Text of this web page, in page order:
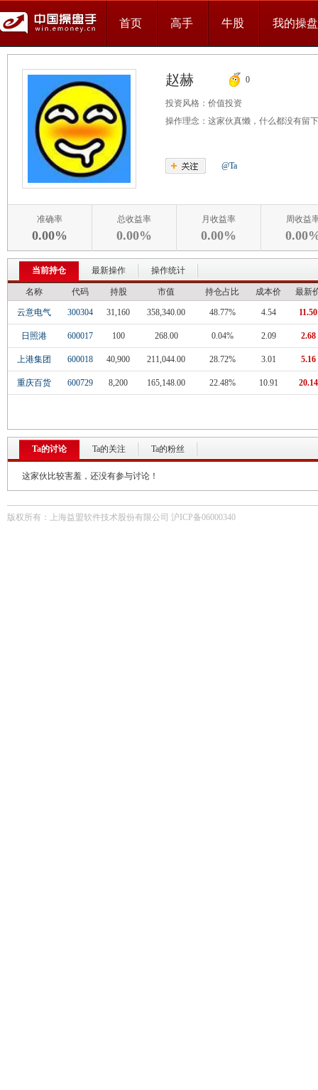
首页 高手 牛股 我的操
赵赫 0
投资风格： 价值投资
操作理念： 这家伙真懒，什么都没有留
@Ta
准确率
0.00%
总收益率
0.00%
月收益率
0.00%
周收益
当前持仓 最新操作 操作统计
名称 代码 持股 市值 持仓占比 成本价 最新
云意电气 300304 31,160 358,340.00 48.77% 4.54 11.50
日照港 600017 100 268.00 0.04% 2.09 2.68
上港集团 600018 40,900 211,044.00 28.72% 3.01 5.16
重庆百货 600729 8,200 165,148.00 22.48% 10.91 20.14
Ta的讨论 Ta的关注 Ta的粉丝
这家伙比较害羞，还没有参与讨论！
版权所有：上海益盟软件技术股份有限公司 沪ICP备06000340